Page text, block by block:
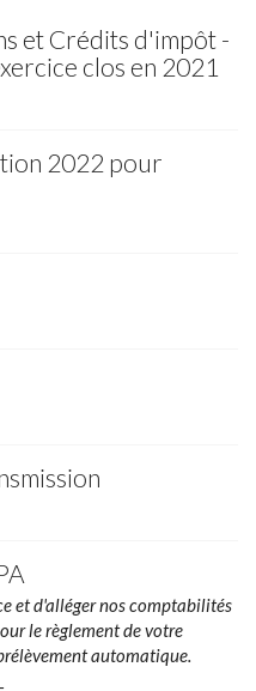
et Crédits d'impôt -
clos en 2021
2022 pour
et d'alléger nos comptabilités
le règlement de votre
automatique.